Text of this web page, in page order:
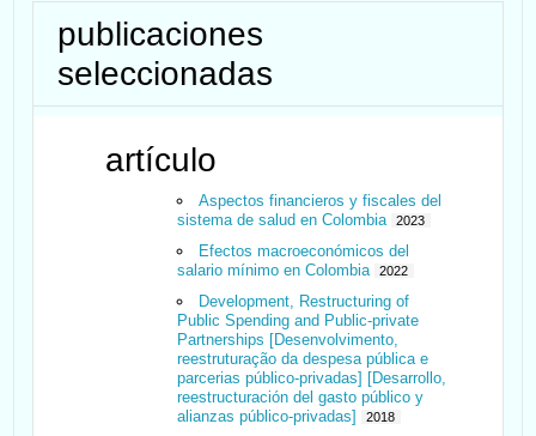
publicaciones
seleccionadas
artículo
Aspectos financieros y fiscales del
sistema de salud en Colombia
2023
Efectos macroeconómicos del
salario mínimo en Colombia
2022
Development, Restructuring of
Public Spending and Public-private
Partnerships [Desenvolvimento,
reestruturação da despesa pública e
parcerias público-privadas] [Desarrollo,
reestructuración del gasto público y
alianzas público-privadas]
2018